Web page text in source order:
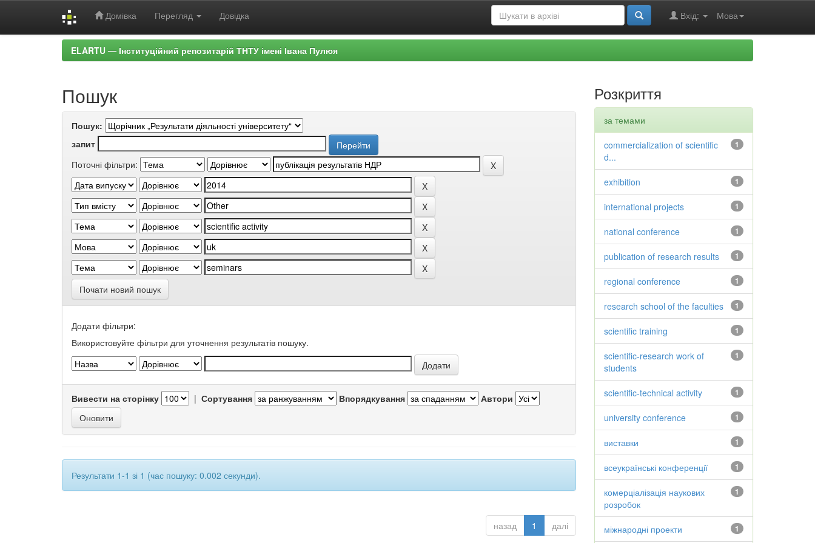
Домівка Перегляд Довідка Мова
Вхід:
ELARTU — Інституційний репозитарій ТНТУ імені Івана Пулюя
Пошук
Пошук:
запит
Поточні фільтри:
Почати новий пошук
Додати фільтри:
Використовуйте фільтри для уточнення результатів пошуку.
Вивести на сторінку | Сортування Впорядкування Автори
Результати 1-1 зі 1 (час пошуку: 0.002 секунди).
назад 1 далі
Розкриття
за темами
1
commercialization of scientific
d...
1
exhibition
1
international projects
1
national conference
1
publication of research results
1
regional conference
1
research school of the faculties
1
scientific training
1
scientific-research work of
students
1
scientific-technical activity
1
university conference
1
виставки
1
всеукраїнські конференції
1
комерціалізація наукових
розробок
1
міжнародні проекти